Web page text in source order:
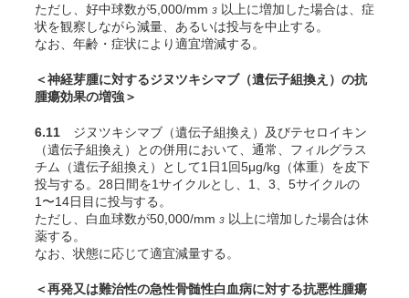
ただし、好中球数が5,000/mm 3 以上に増加した場合は、症
状を観察しながら減量、あるいは投与を中止する。
なお、年齢・症状により適宜増減する。
＜神経芽腫に対するジヌツキシマブ（遺伝子組換え）の抗
腫瘍効果の増強＞
6.11 ジヌツキシマブ（遺伝子組換え）及びテセロイキン
（遺伝子組換え）との併用において、通常、フィルグラス
チム（遺伝子組換え）として1日1回5μg/kg（体重）を皮下
投与する。28日間を1サイクルとし、1、3、5サイクルの
1〜14日目に投与する。
ただし、白血球数が50,000/mm 3 以上に増加した場合は休
薬する。
なお、状態に応じて適宜減量する。
＜再発又は難治性の急性骨髄性白血病に対する抗悪性腫瘍